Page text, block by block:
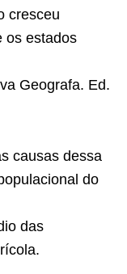
cresceu
os estados
Geografa. Ed.
causas dessa
do
das